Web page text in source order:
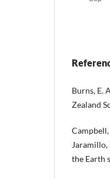
Burns, E.
Zealand
Campbell,
Jaramillo,
the Earth